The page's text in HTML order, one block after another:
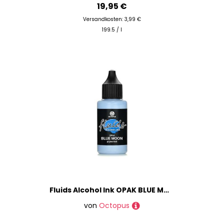
19,95 €
Versandkosten: 3,99 €
199.5 / l
Fluids Alcohol Ink OPAK BLUE MOON, pigmentierte Alkoholtinte, deckend auf hellen und dunklen Untergründen
von Octopus